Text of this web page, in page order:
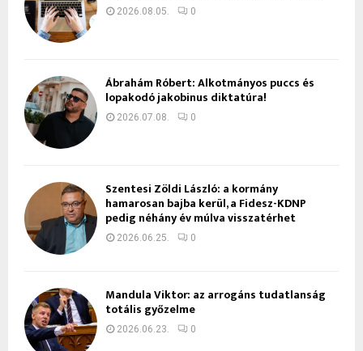
2026.08.05. 0
Ábrahám Róbert: Alkotmányos puccs és
lopakodó jakobinus diktatúra!
2026.07.08. 0
Szentesi Zöldi László: a kormány
hamarosan bajba kerül, a Fidesz-KDNP
pedig néhány év múlva visszatérhet
2026.06.25. 0
Mandula Viktor: az arrogáns tudatlanság
totális győzelme
2026.06.23. 0